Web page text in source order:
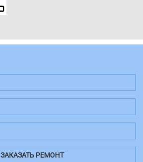
ЗАКАЗАТЬ РЕМОНТ